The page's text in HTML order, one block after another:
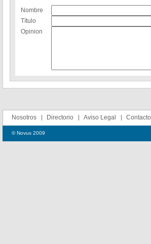
Nombre
Título
Opinion
Nosotros Directorio Aviso Legal Contacto
© Novus 2009